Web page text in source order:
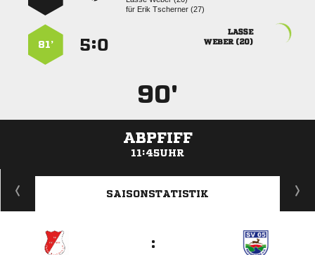
für   

 
:
81’
90'
ABPFIFF
11:45UHR
ANZEIGE
SAISONSTATISTIK
: